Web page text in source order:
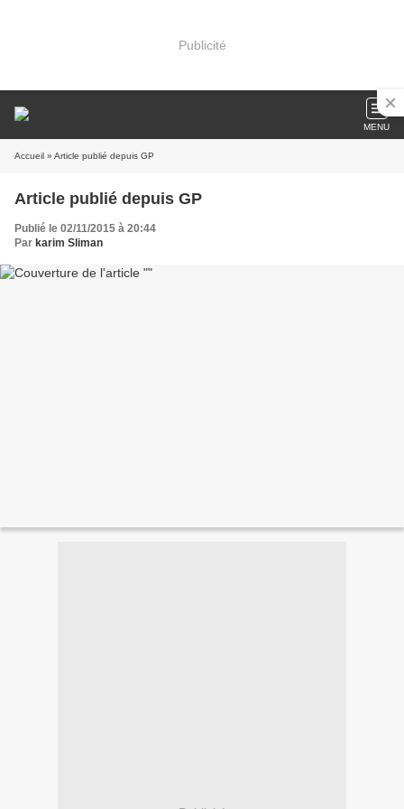
Publicité
MENU
Accueil » Article publié depuis GP
Article publié depuis GP
Publié le 02/11/2015 à 20:44
Par karim Sliman